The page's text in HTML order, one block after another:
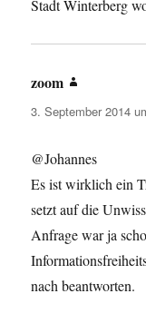
Stadt Winterberg
zoom
3. September 2014
@Johannes
Es ist wirklich ein
setzt auf die
Anfrage war ja
nach beantworten.